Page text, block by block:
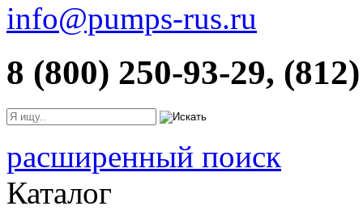
info@pumps-rus.ru
8 (800) 250-93-29,
расширенный поиск
Каталог